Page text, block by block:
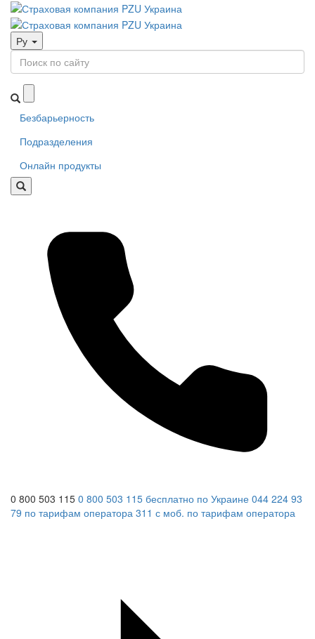
Ру
Безбарьерность
Подразделения
Онлайн продукты
0 800 503 115 0 800 503 115 бесплатно по Украине 044 224 93
79 по тарифам оператора 311 с моб. по тарифам оператора